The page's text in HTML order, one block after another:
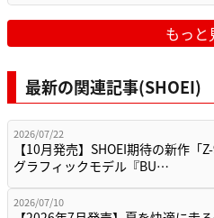
もっと
最新の関連記事(SHOEI)
2026/07/22
【10月発売】SHOEI期待の新作「
グラフィックモデル『BU…
2026/07/10